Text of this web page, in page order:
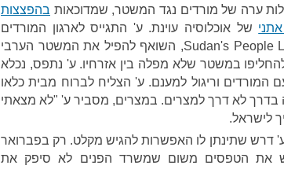
ערה של מורדים נגד המשטר, שמדוכאות בהפצצות
של אוכלוסיה עוינת. ע' התגייס לארגון המורדים
Sudan's People Liberation Front – North, השואף להפיל את המשטר הערבי
במשטר שלא מפלה בין אזרחיו. ע' נתפס, נכלא
המורדים וריגול למענם. ע' הצליח לברוח מבית כלאו
בדרך לא דרך למצרים. במצרים, מסביר ע' "לא מצאתי
לישראל.
דרש שתינתן לו האפשרות להגיש מקלט. רק בפברואר
את הטפסים משום שמשרד הפנים לא סיפק את